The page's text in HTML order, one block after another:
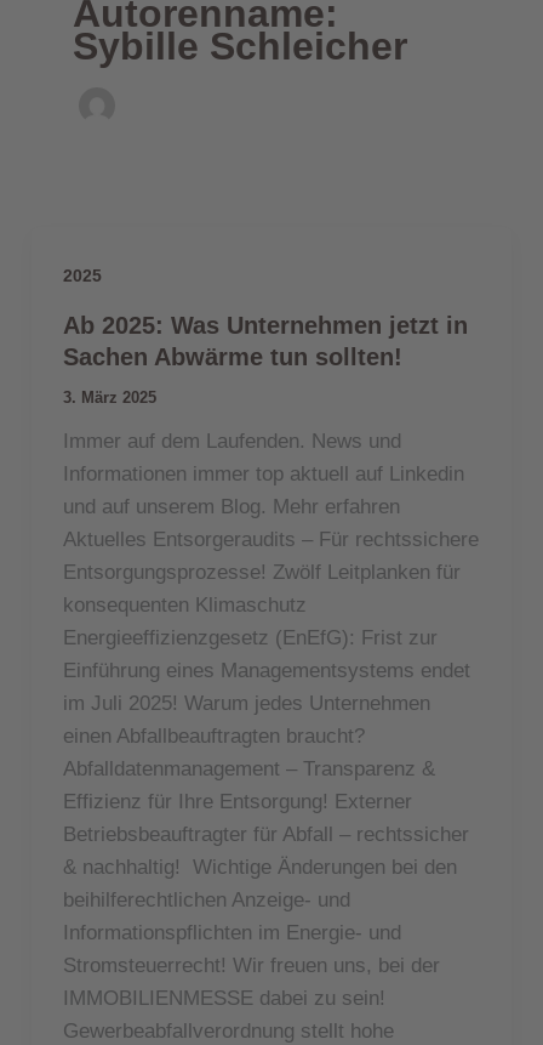
Autorenname:
Sybille Schleicher
2025
Ab 2025: Was Unternehmen jetzt in
Sachen Abwärme tun sollten!
3. März 2025
Immer auf dem Laufenden. News und
Informationen immer top aktuell auf Linkedin
und auf unserem Blog. Mehr erfahren
Aktuelles Entsorgeraudits – Für rechtssichere
Entsorgungsprozesse! Zwölf Leitplanken für
konsequenten Klimaschutz
Energieeffizienzgesetz (EnEfG): Frist zur
Einführung eines Managementsystems endet
im Juli 2025! Warum jedes Unternehmen
einen Abfallbeauftragten braucht?
Abfalldatenmanagement – Transparenz &
Effizienz für Ihre Entsorgung! Externer
Betriebsbeauftragter für Abfall – rechtssicher
& nachhaltig! Wichtige Änderungen bei den
beihilferechtlichen Anzeige- und
Informationspflichten im Energie- und
Stromsteuerrecht! Wir freuen uns, bei der
IMMOBILIENMESSE dabei zu sein!
Gewerbeabfallverordnung stellt hohe